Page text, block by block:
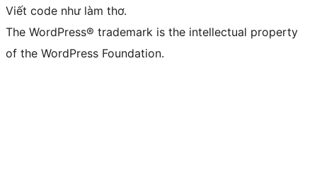
Viết code như làm thơ.
The WordPress® trademark is the intellectual property
of the WordPress Foundation.